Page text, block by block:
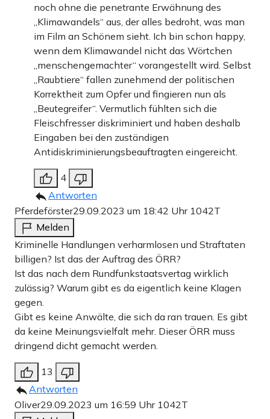
freut. Die Polizei wird nebenbei auch alles andere als
freundlich und kooperativ dargestellt. Andauernd nennt
sie die Klimakleber verlogen, agiert gereizt und
unkonzentriert. Es bleibt der Eindruck: Alle sind böse,
außer die Klimakleber und der schwarze Kioskbesitzer.
Werbung
Margot, die Anti-Atomkraft-
Aktivisten und die schwangere
Frau
Und es kommt noch dicker: Der Polizist geht in den
Kiosk, um Öl zur Ablösung der Klimakleber zu kaufen.
noch ohne die penetrante Erwähnung des
„Klimawandels“ aus, der alles bedroht, was man
im Film an Schönem sieht. Ich bin schon happy,
wenn dem Klimawandel nicht das Wörtchen
„menschengemachter“ vorangestellt wird. Selbst
„Raubtiere“ fallen zunehmend der politischen
Korrektheit zum Opfer und fingieren nun als
„Beutegreifer“. Vermutlich fühlten sich die
Fleischfresser diskriminiert und haben deshalb
Eingaben bei den zuständigen
Antidiskriminierungsbeauftragten eingereicht.
4
Antworten
Pferdeförster29.09.2023 um 18:42 Uhr 1042T
Melden
Kriminelle Handlungen verharmlosen und Straftaten
billigen? Ist das der Auftrag des ÖRR?
Ist das nach dem Rundfunkstaatsvertag wirklich
zulässig? Warum gibt es da eigentlich keine Klagen
gegen.
Gibt es keine Anwälte, die sich da ran trauen. Es gibt
da keine Meinungsvielfalt mehr. Dieser ÖRR muss
dringend dicht gemacht werden.
13
Antworten
Oliver29.09.2023 um 16:59 Uhr 1042T